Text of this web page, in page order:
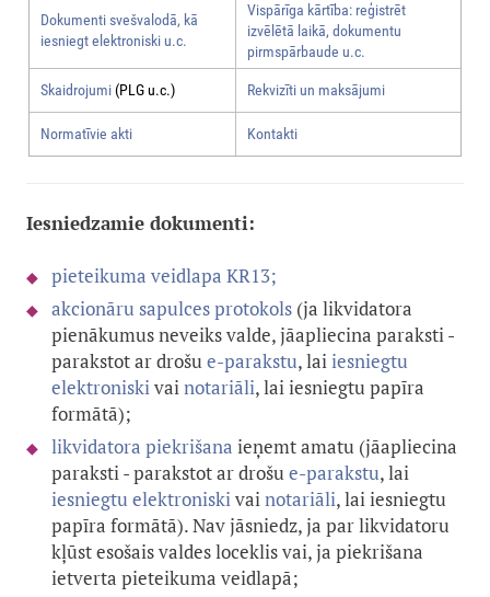
Dokumenti svešvalodā, kā
iesniegt elektroniski u.c.
Vispārīga kārtība: reģistrēt
izvēlētā laikā, dokumentu
pirmspārbaude u.c.
Skaidrojumi(PLG u.c.) Rekvizīti un maksājumi
Normatīvie akti Kontakti
Iesniedzamie dokumenti:
pieteikuma veidlapa KR13;
akcionāru sapulces protokols (ja likvidatora
pienākumus neveiks valde,jāapliecina paraksti -
parakstot ar drošue-parakstu, laiiesniegtu
elektroniskivainotariāli, lai iesniegtu papīra
formātā);
likvidatora piekrišana ieņemt amatu (jāapliecina
paraksti - parakstot ar drošue-parakstu, lai
iesniegtu elektroniskivainotariāli, lai iesniegtu
papīra formātā). Nav jāsniedz, ja par likvidatoru
kļūst esošais valdes loceklis vai, ja piekrišana
ietverta pieteikuma veidlapā;